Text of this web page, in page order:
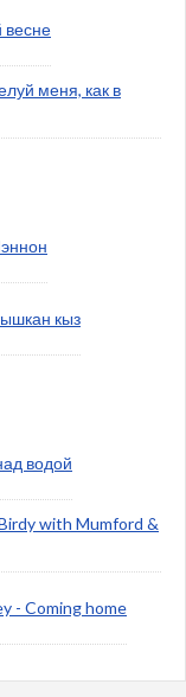
весне
меня, как в
кыз
водой
with Mumford &
- Coming home